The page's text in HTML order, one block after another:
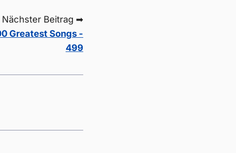
Nächster Beitrag ➡
Greatest Songs -
499